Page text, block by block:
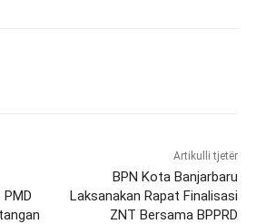
Artikulli tjetër
BPN Kota Banjarbaru
Laksanakan Rapat Finalisasi
ZNT Bersama BPPRD